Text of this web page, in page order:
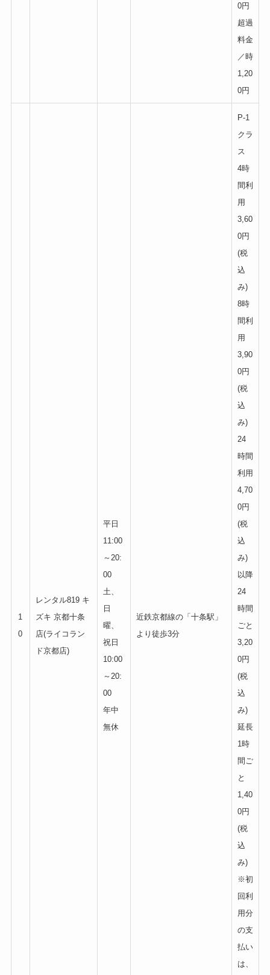
0円
超過
料金
／時
1,20
0円
1
0
レンタル819 キ
ズキ 京都十条
店(ライコラン
ド京都店)
平日
11:00
～20:
00
土、
日
曜、
祝日
10:00
～20:
00
年中
無休
近鉄京都線の「十条駅」
より徒歩3分
P-1
クラ
ス
4時
間利
用
3,60
0円
(税
込
み)
8時
間利
用
3,90
0円
(税
込
み)
24
時間
利用
4,70
0円
(税
込
み)
以降
24
時間
ごと
3,20
0円
(税
込
み)
延長
1時
間ご
と
1,40
0円
(税
込
み)
※初
回利
用分
の支
払い
は、